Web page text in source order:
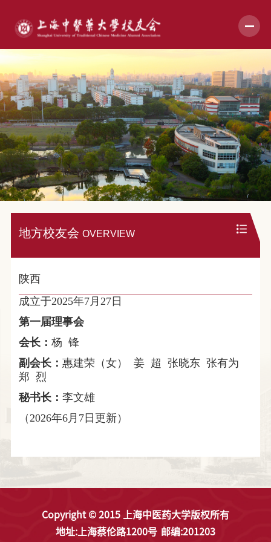
地方校友会
陕西
成立于2025年7月27日
第一届理事会
会长： 杨 锋
副会长： 惠建荣（女） 姜 超 张晓东 张有为
郑 烈
秘书长： 李文雄
（2026年6月7日更新）
Copyright © 2015 上海中医药大学版权所有
地址:上海蔡伦路1200号 邮编:201203